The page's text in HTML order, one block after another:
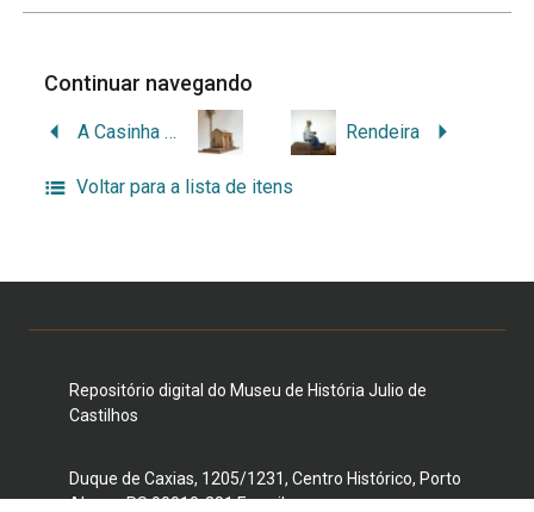
Continuar navegando
A Casinha Pequenina Rendeira
Voltar para a lista de itens
Repositório digital do Museu de História Julio de
Castilhos
Duque de Caxias, 1205/1231, Centro Histórico, Porto
Alegre, RS 90010-281 E-mail: